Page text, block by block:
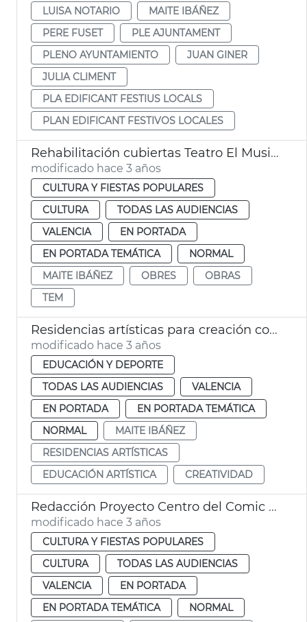
LUISA NOTARIO
MAITE IBÁÑEZ
PERE FUSET
PLE AJUNTAMENT
PLENO AYUNTAMIENTO
JUAN GINER
JULIA CLIMENT
PLA EDIFICANT FESTIUS LOCALS
PLAN EDIFICANT FESTIVOS LOCALES
Rehabilitación cubiertas Teatro El Musical
modificado hace 3 años
CULTURA Y FIESTAS POPULARES
CULTURA
TODAS LAS AUDIENCIAS
VALENCIA
EN PORTADA
EN PORTADA TEMÁTICA
NORMAL
MAITE IBÁÑEZ
OBRES
OBRAS
TEM
Residencias artísticas para creación contemporánea
modificado hace 3 años
EDUCACIÓN Y DEPORTE
TODAS LAS AUDIENCIAS
VALENCIA
EN PORTADA
EN PORTADA TEMÁTICA
NORMAL
MAITE IBÁÑEZ
RESIDENCIAS ARTÍSTICAS
EDUCACIÓN ARTÍSTICA
CREATIVIDAD
Redacción Proyecto Centro del Comic Micharmut
modificado hace 3 años
CULTURA Y FIESTAS POPULARES
CULTURA
TODAS LAS AUDIENCIAS
VALENCIA
EN PORTADA
EN PORTADA TEMÁTICA
NORMAL